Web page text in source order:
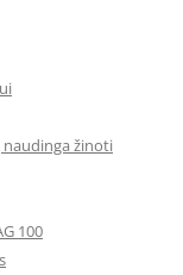
naudinga žinoti
100